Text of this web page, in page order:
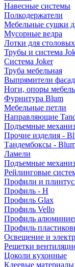
Навесные системы
Полкодержатели
Мебельные сушки
Мусорные ведра
Лотки для
Трубы и система
Система Joker
Труба мебельная
Выпрямители
Ноги, опоры
Фурнитура Blum
Мебельные петли
Направляющие
Подъемные
Прочие изделия -
Тандембоксы -
Ламели
Подъемные
Рейлинговые
Профили и
Профиль - H
Профиль Glax
Профиль Vello
Профиль
Профиль
Освещение и
Решетки
Цоколи кухонные
Клеевые материалы